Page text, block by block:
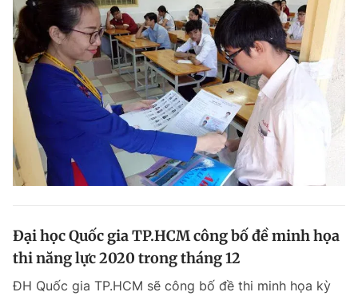
Đại học Quốc gia TP.HCM công bố đề minh họa
thi năng lực 2020 trong tháng 12
ĐH Quốc gia TP.HCM sẽ công bố đề thi minh họa kỳ